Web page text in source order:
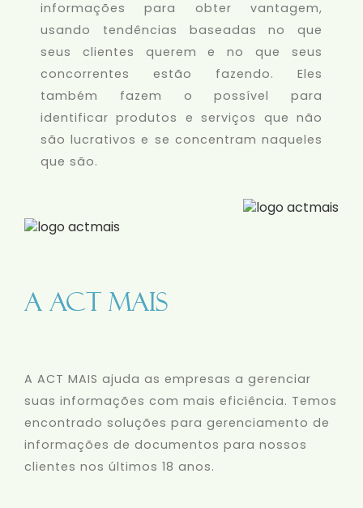
informações para obter vantagem,
usando tendências baseadas no que
seus clientes querem e no que seus
concorrentes estão fazendo. Eles
também fazem o possível para
identificar produtos e serviços que não
são lucrativos e se concentram naqueles
que são.
A ACT MAIS
A ACT MAIS ajuda as empresas a gerenciar
suas informações com mais eficiência. Temos
encontrado soluções para gerenciamento de
informações de documentos para nossos
clientes nos últimos 18 anos.